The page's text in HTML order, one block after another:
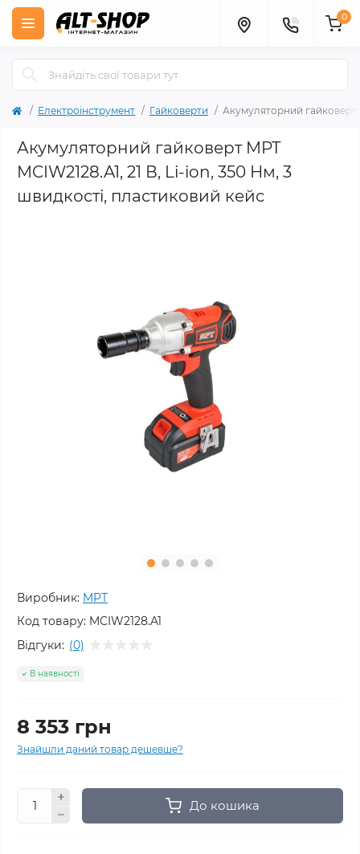
0
Електроінструмент Гайковерти Акумуляторний гайковерт
Акумуляторний гайковерт MPT
MCIW2128.A1, 21 В, Li-ion, 350 Нм, 3
швидкості, пластиковий кейс
Виробник: MPT
Код товару: MCIW2128.A1
Відгуки: (0)
В наявності
8 353 грн
Знайшли даний товар дешевше?
До кошика